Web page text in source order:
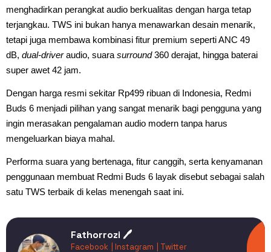
menghadirkan perangkat audio berkualitas dengan harga tetap
terjangkau. TWS ini bukan hanya menawarkan desain menarik,
tetapi juga membawa kombinasi fitur premium seperti ANC 49
dB, dual-driveraudio, suara surround360 derajat, hingga baterai
super awet 42 jam.
Dengan harga resmi sekitar Rp499 ribuan di Indonesia, Redmi
Buds 6 menjadi pilihan yang sangat menarik bagi pengguna yang
ingin merasakan pengalaman audio modern tanpa harus
mengeluarkan biaya mahal.
Performa suara yang bertenaga, fitur canggih, serta kenyamanan
penggunaan membuat Redmi Buds 6 layak disebut sebagai salah
satu TWS terbaik di kelas menengah saat ini.
Fathorrozi 🖊️
Facebook | Instagram
| Twitter